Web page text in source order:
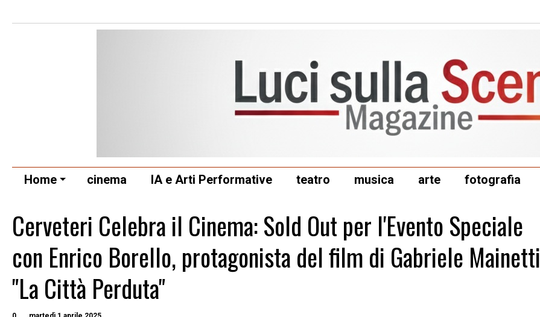
Home cinema IA e Arti Performative teatro musica arte fotografia
Cerveteri Celebra il Cinema: Sold Out per l'Evento Speciale
con Enrico Borello, protagonista del film di Gabriele Mainetti
"La Città Perduta"